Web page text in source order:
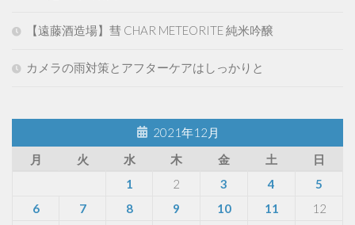
【遠藤酒造場】彗 CHAR METEORITE 純米吟醸
カメラの雨対策とアフターケアはしっかりと
2021年12月
月
火 水 木 金 土
日
1
2 3 4
5
6
7 8 9 10 11
12